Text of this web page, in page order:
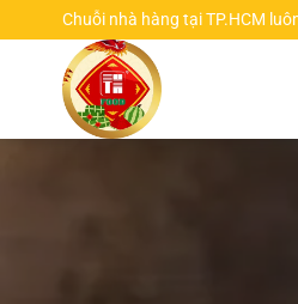
đến
Chuỗi nhà hàng tại TP.HCM